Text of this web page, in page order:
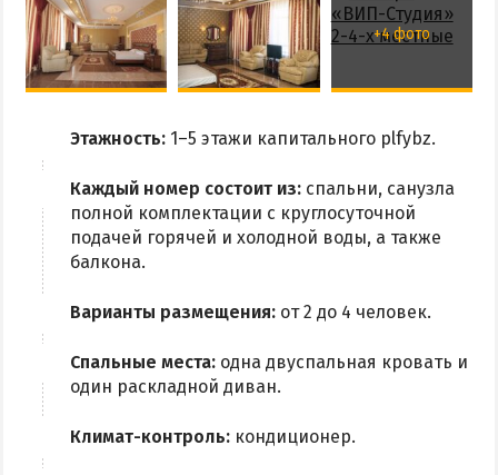
+4 фото
Этажность: 1–5 этажи капитального plfybz.
Каждый номер состоит из: спальни, санузла
полной комплектации с круглосуточной
подачей горячей и холодной воды, а также
балкона.
Варианты размещения: от 2 до 4 человек.
Спальные места: одна двуспальная кровать и
один раскладной диван.
Климат-контроль: кондиционер.